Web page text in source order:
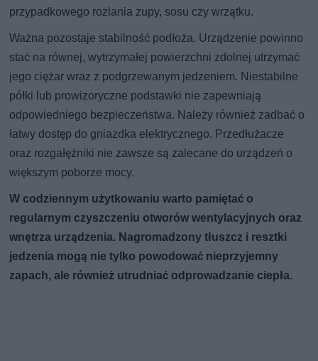
przypadkowego rozlania zupy, sosu czy wrzątku.
Ważna pozostaje stabilność podłoża. Urządzenie powinno
stać na równej, wytrzymałej powierzchni zdolnej utrzymać
jego ciężar wraz z podgrzewanym jedzeniem. Niestabilne
półki lub prowizoryczne podstawki nie zapewniają
odpowiedniego bezpieczeństwa. Należy również zadbać o
łatwy dostęp do gniazdka elektrycznego. Przedłużacze
oraz rozgałęźniki nie zawsze są zalecane do urządzeń o
większym poborze mocy.
W codziennym użytkowaniu warto pamiętać o
regularnym czyszczeniu otworów wentylacyjnych oraz
wnętrza urządzenia. Nagromadzony tłuszcz i resztki
jedzenia mogą nie tylko powodować nieprzyjemny
zapach, ale również utrudniać odprowadzanie ciepła.